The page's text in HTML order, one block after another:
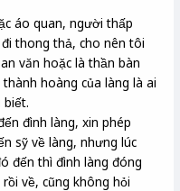
áo quan, người thấp
thong thả, cho nên tôi
văn hoặc là thần bàn
hoàng của làng là ai
đình làng, xin phép
sỹ về làng, nhưng lúc
đến thì đình làng đóng
về, cũng không hỏi